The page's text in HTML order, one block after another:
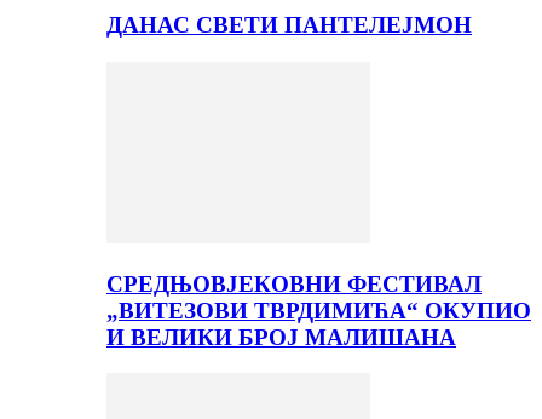
ДАНАС СВЕТИ ПАНТЕЛЕЈМОН
СРЕДЊОВЈЕКОВНИ ФЕСТИВАЛ
„ВИТЕЗОВИ ТВРДИМИЋА“ ОКУПИО
И ВЕЛИКИ БРОЈ МАЛИШАНА